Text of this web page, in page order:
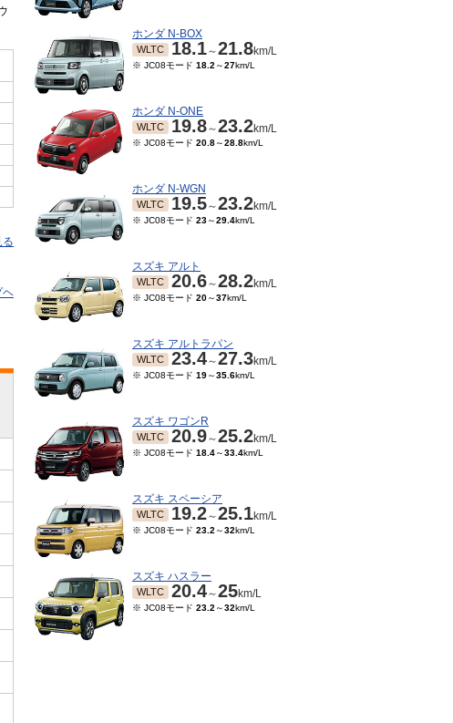
ヘ
ホンダ N-BOX
WLTC 18.1～21.8km/L
※ JC08モード 18.2 ～27km/L
ホンダ N-ONE
WLTC 19.8～23.2km/L
※ JC08モード 20.8～28.8km/L
ホンダ N-WGN
WLTC 19.5～23.2km/L
※ JC08モード 23～29.4km/L
スズキ アルト
WLTC 20.6～28.2km/L
※ JC08モード 20～37km/L
スズキ アルトラパン
WLTC 23.4～27.3km/L
※ JC08モード 19～35.6km/L
スズキ ワゴンR
WLTC 20.9～25.2km/L
※ JC08モード 18.4～33.4km/L
スズキ スペーシア
WLTC 19.2～25.1km/L
※ JC08モード 23.2 ～32km/L
スズキ ハスラー
WLTC 20.4～25km/L
※ JC08モード 23.2 ～32km/L